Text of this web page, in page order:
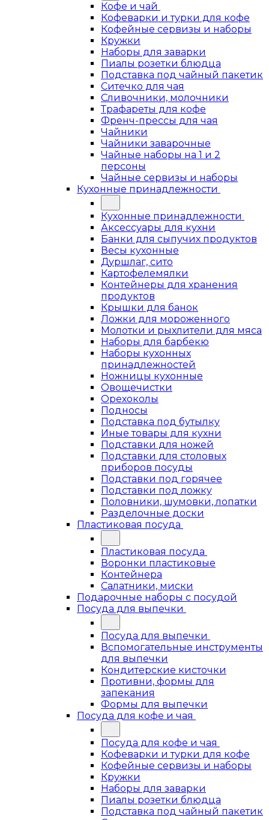
Кофе и чай
Кофеварки и турки для кофе
Кофейные сервизы и наборы
Кружки
Наборы для заварки
Пиалы розетки блюдца
Подставка под чайный пакетик
Ситечко для чая
Сливочники, молочники
Трафареты для кофе
Френч-прессы для чая
Чайники
Чайники заварочные
Чайные наборы на 1 и 2
персоны
Чайные сервизы и наборы
Кухонные принадлежности
Кухонные принадлежности
Аксессуары для кухни
Банки для сыпучих продуктов
Весы кухонные
Дуршлаг, сито
Картофелемялки
Контейнеры для хранения
продуктов
Крышки для банок
Ложки для мороженного
Молотки и рыхлители для мяса
Наборы для барбекю
Наборы кухонных
принадлежностей
Ножницы кухонные
Овощечистки
Орехоколы
Подносы
Подставка под бутылку
Иные товары для кухни
Подставки для ножей
Подставки для столовых
приборов посуды
Подставки под горячее
Подставки под ложку
Половники, шумовки, лопатки
Разделочные доски
Пластиковая посуда
Пластиковая посуда
Воронки пластиковые
Контейнера
Салатники, миски
Подарочные наборы с посудой
Посуда для выпечки
Посуда для выпечки
Вспомогательные инструменты
для выпечки
Кондитерские кисточки
Противни, формы для
запекания
Формы для выпечки
Посуда для кофе и чая
Посуда для кофе и чая
Кофеварки и турки для кофе
Кофейные сервизы и наборы
Кружки
Наборы для заварки
Пиалы розетки блюдца
Подставка под чайный пакетик